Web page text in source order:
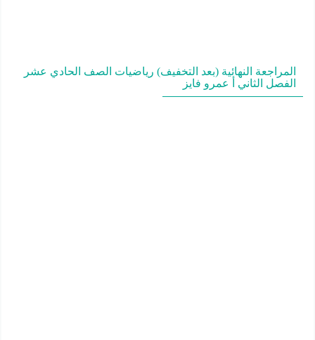
المراجعة النهائية (بعد التخفيف) رياضيات الصف الحادي عشر
الفصل الثاني أ عمرو فايز